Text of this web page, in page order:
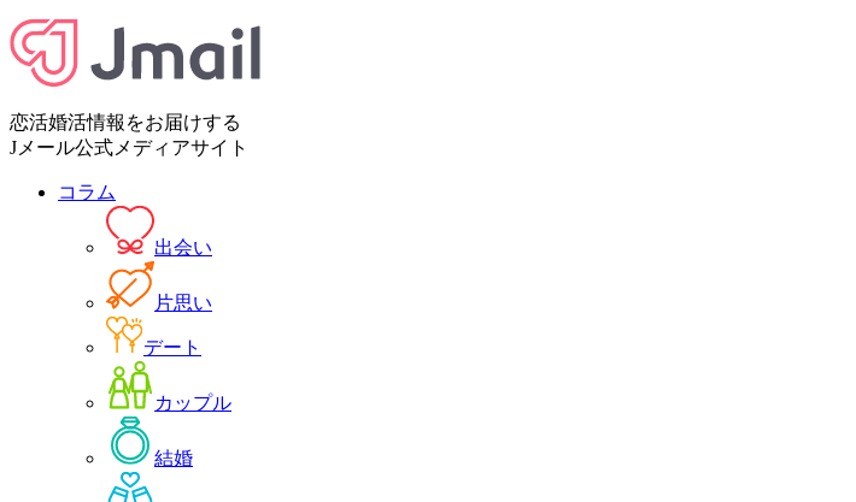
恋活婚活情報をお届けする
Jメール公式メディアサイト
コラム
出会い
片思い
デート
カップル
結婚